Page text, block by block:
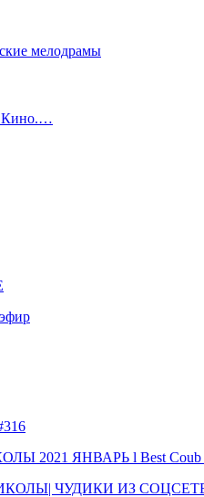
мелодрамы
Кино.…
ЯНВАРЬ l Best Coub
ЧУДИКИ ИЗ